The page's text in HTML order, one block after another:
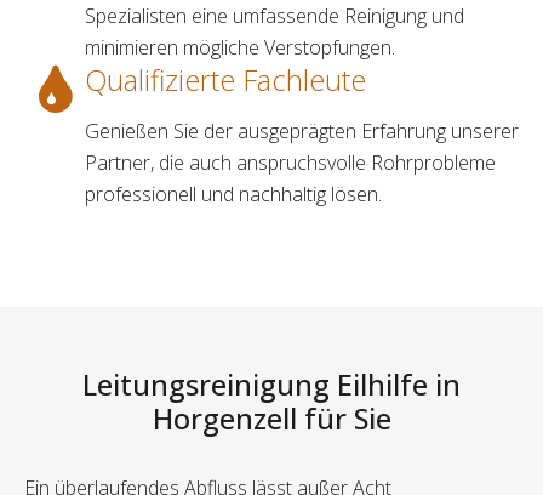
Spezialisten eine umfassende Reinigung und
minimieren mögliche Verstopfungen.
Qualifizierte Fachleute
Genießen Sie der ausgeprägten Erfahrung unserer
Partner, die auch anspruchsvolle Rohrprobleme
professionell und nachhaltig lösen.
Leitungsreinigung Eilhilfe in
Horgenzell für Sie
Ein überlaufendes Abfluss lässt außer Acht